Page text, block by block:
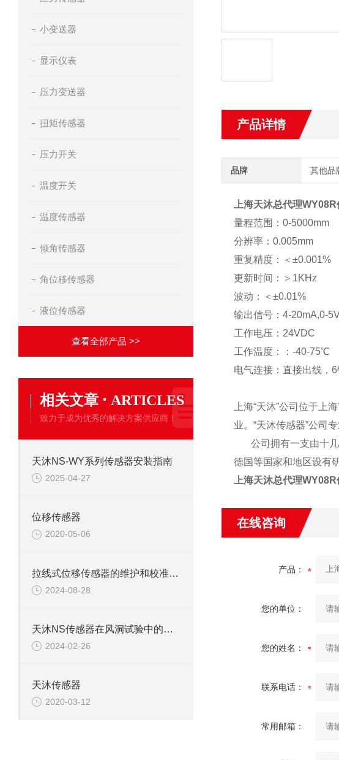
产品详情
品牌 其他品
上海天沐总代理
量程范围：0-5000mm
分辨率：0.005mm
重复精度：＜±0.001%
更新时间：＞1KHz
波动：＜±0.01%
输出信号：4-20mA,0-
工作电压：24VDC
工作温度：：-40-75℃
电气连接：直接出线，
上海“天沐”公司位于
业。“天沐传感器”公司
公司拥有一支由十几
德国等国家和地区设有
上海天沐总代理
在线咨询
产品：
您的单位：
您的姓名：
联系电话：
常用邮箱：
小变送器
显示仪表
压力变送器
扭矩传感器
压力开关
温度开关
温度传感器
倾角传感器
角位移传感器
液位传感器
查看全部产品 >>
相关文章 · ARTICLES
致力于成为优秀的解决方案供应商！
天沐NS-WY系列传感器安装指南
2025-04-27
位移传感器
2020-05-06
拉线式位移传感器的维护和校准有哪些注意事项？
2024-08-28
天沐NS传感器在风洞试验中的关键应用与价值分析
2024-02-26
天沐传感器
2020-03-12